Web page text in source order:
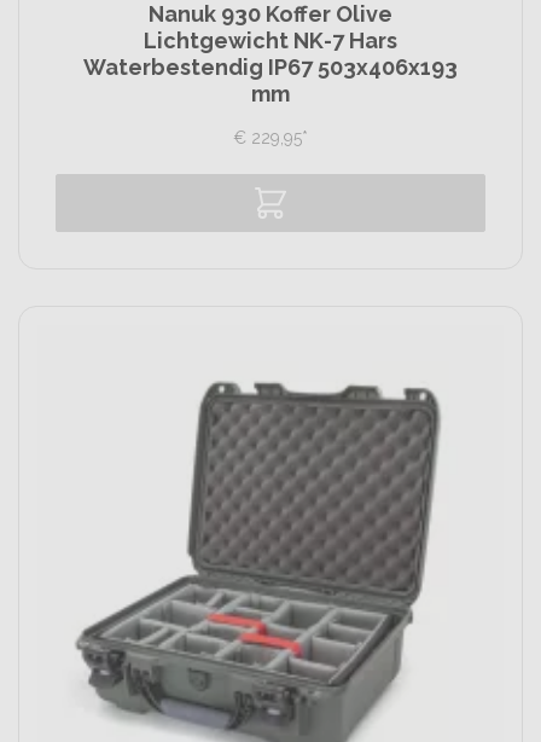
Nanuk 930 Koffer Olive
Lichtgewicht NK-7 Hars
Waterbestendig IP67 503x406x193
mm
€ 229, 95*